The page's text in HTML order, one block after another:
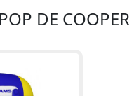
DE